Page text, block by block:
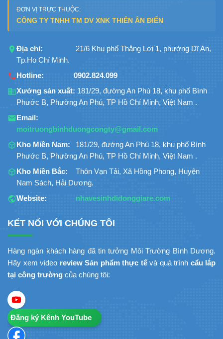
ĐƠN VỊ TRỰC THUỘC:
CÔNG TY TNHH TM DV XNK THIÊN ÂN ĐIỂN
Địa chỉ:
21/6 Khu phố Thắng Lợi 1, phường Dĩ An,
Tp.Ho Chí Minh.
Hotline:
0902.824.099
Xưởng sản xuất: 181/29, đường An Phú 18, khu phố Bình
Phước B, Phường An Phú, TP Hồ Chí Minh, Việt Nam .
Email:
moitruongbinhduongcongty@gmail.com
Kho Miền Nam:
181/29, đường An Phú 18, khu phố Bình
Phước B, Phường An Phú, TP Hồ Chí Minh, Việt Nam .
Kho Miền Bắc:
Thôn Vạn Tải, Xã Hồng Phong, Huyện
Nam Sách, Hải Dương.
Website:
nhavesinhdidonggiare.com
KẾT NỐI VỚI CHÚNG TÔI
Hàng ngàn khách hàng đã tin tưởng Môi Trường Bình Dương.
Hãy xem video review Sản phẩm thực tếvà quá trình cẩu lắp
tại công trường của chúng tôi:
Đăng ký Kênh YouTube